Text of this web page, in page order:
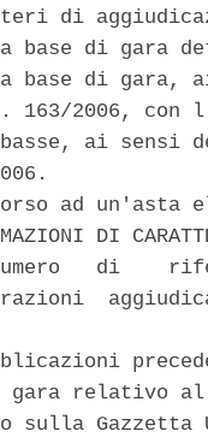
di
base di gara
a base di
163/2006,
basse, ai sensi
ad un'asta
DI
di
gara relativo
sulla Gazzetta